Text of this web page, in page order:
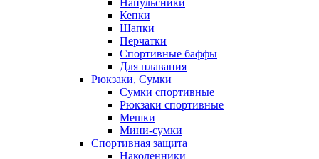
Напульсники
Кепки
Шапки
Перчатки
Спортивные баффы
Для плавания
Рюкзаки, Сумки
Сумки спортивные
Рюкзаки спортивные
Мешки
Мини-сумки
Спортивная защита
Наколенники